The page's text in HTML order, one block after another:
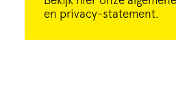
en privacy-statement.